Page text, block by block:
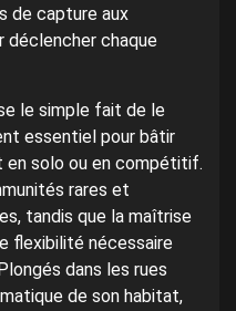
de capture aux
déclencher chaque
le simple fait de le
essentiel pour bâtir
en solo ou en compétitif.
rares et
tandis que la maîtrise
flexibilité nécessaire
dans les rues
de son habitat,